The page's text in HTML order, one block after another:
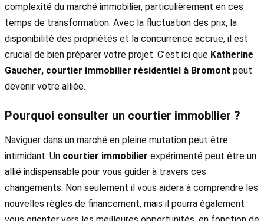
complexité du marché immobilier, particulièrement en ces
temps de transformation. Avec la fluctuation des prix, la
disponibilité des propriétés et la concurrence accrue, il est
crucial de bien préparer votre projet. C’est ici que Katherine
Gaucher, courtier immobilier résidentiel à Bromont peut
devenir votre alliée.
Pourquoi consulter un courtier immobilier ?
Naviguer dans un marché en pleine mutation peut être
intimidant. Un courtier immobilier expérimenté peut être un
allié indispensable pour vous guider à travers ces
changements. Non seulement il vous aidera à comprendre les
nouvelles règles de financement, mais il pourra également